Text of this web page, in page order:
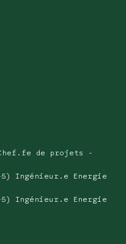
de projets -
Ingénieur.e Energie
Ingénieur.e Energie